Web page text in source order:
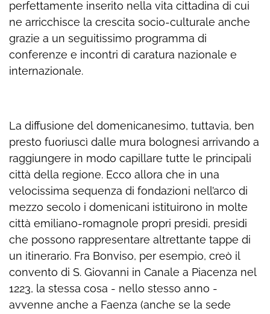
perfettamente inserito nella vita cittadina di cui
ne arricchisce la crescita socio-culturale anche
grazie a un seguitissimo programma di
conferenze e incontri di caratura nazionale e
internazionale.
La diffusione del domenicanesimo, tuttavia, ben
presto fuoriuscì dalle mura bolognesi arrivando a
raggiungere in modo capillare tutte le principali
città della regione. Ecco allora che in una
velocissima sequenza di fondazioni nell’arco di
mezzo secolo i domenicani istituirono in molte
città emiliano-romagnole propri presidi, presidi
che possono rappresentare altrettante tappe di
un itinerario. Fra Bonviso, per esempio, creò il
convento di S. Giovanni in Canale a Piacenza nel
1223, la stessa cosa - nello stesso anno -
avvenne anche a Faenza (anche se la sede